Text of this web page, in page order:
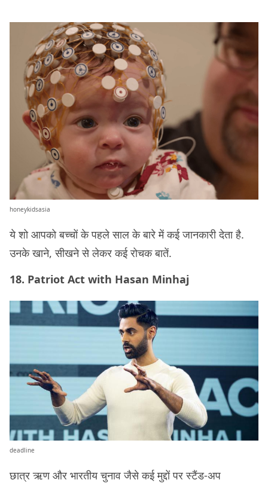
honeykidsasia
ये शो आपको बच्चों के पहले साल के बारे में कई जानकारी देता है.
उनके खाने, सीखने से लेकर कई रोचक बातें.
18. Patriot Act with Hasan Minhaj
deadline
छात्र ऋण और भारतीय चुनाव जैसे कई मुद्दों पर स्टैंड-अप